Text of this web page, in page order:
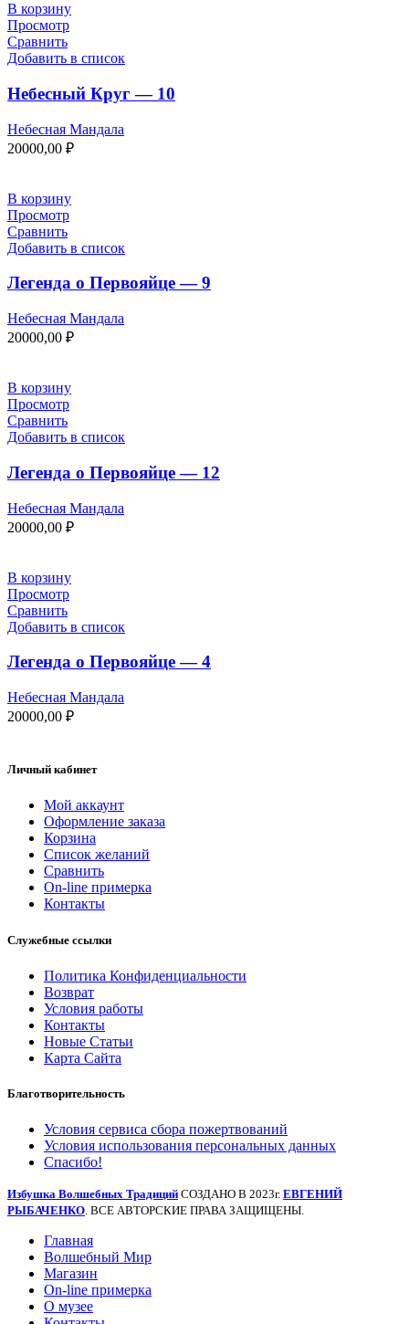
В корзину
Просмотр
Сравнить
Добавить в список
Небесный Круг — 10
Небесная Мандала
20000,00 ₽
В корзину
Просмотр
Сравнить
Добавить в список
Легенда о Первояйце — 9
Небесная Мандала
20000,00 ₽
В корзину
Просмотр
Сравнить
Добавить в список
Легенда о Первояйце — 12
Небесная Мандала
20000,00 ₽
В корзину
Просмотр
Сравнить
Добавить в список
Легенда о Первояйце — 4
Небесная Мандала
20000,00 ₽
Личный кабинет
Мой аккаунт
Оформление заказа
Корзина
Список желаний
Сравнить
On-line примерка
Контакты
Служебные ссылки
Политика Конфиденциальности
Возврат
Условия работы
Контакты
Новые Статьи
Карта Сайта
Благотворительность
Условия сервиса сбора пожертвований
Условия использования персональных данных
Спасибо!
Избушка Волшебных Традиций СОЗДАНО В 2023г. ЕВГЕНИЙ
РЫБАЧЕНКО. ВСЕ АВТОРСКИЕ ПРАВА ЗАЩИЩЕНЫ.
Главная
Волшебный Мир
Магазин
On-line примерка
О музее